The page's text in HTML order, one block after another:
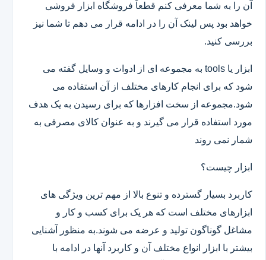
آن را به شما معرفی کنم قطعاً فروشگاه ابزار فروشی
خواهد بود پس لینک آن را در ادامه قرار می دهم تا شما نیز
بررسی کنید.
ابزار یا tools به مجموعه ای از ادوات و وسایل گفته می
شود که برای انجام کارهای مختلف از آن استفاده می
شود.مجموعه از سخت افزارها که برای رسیدن به یک هدف
مورد استفاده قرار می گیرند و به عنوان کالای مصرفی به
شمار نمی روند
ابزار چیست؟
کاربرد بسیار گسترده و تنوع بالا از مهم ترین ویژگی های
ابزارهای مختلف است که هر یک برای کسب و کار و
مشاغل گوناگون تولید و عرضه می شوند.به منظور آشنایی
بیشتر با ابزار انواع مختلف آن و کاربرد آنها در ادامه با